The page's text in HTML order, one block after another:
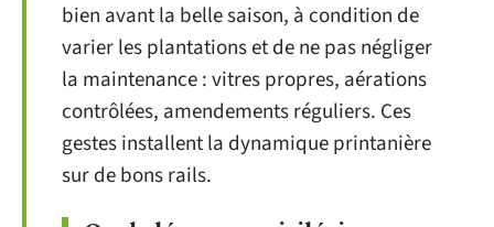
bien avant la belle saison, à condition de
varier les plantations et de ne pas négliger
la maintenance : vitres propres, aérations
contrôlées, amendements réguliers. Ces
gestes installent la dynamique printanière
sur de bons rails.